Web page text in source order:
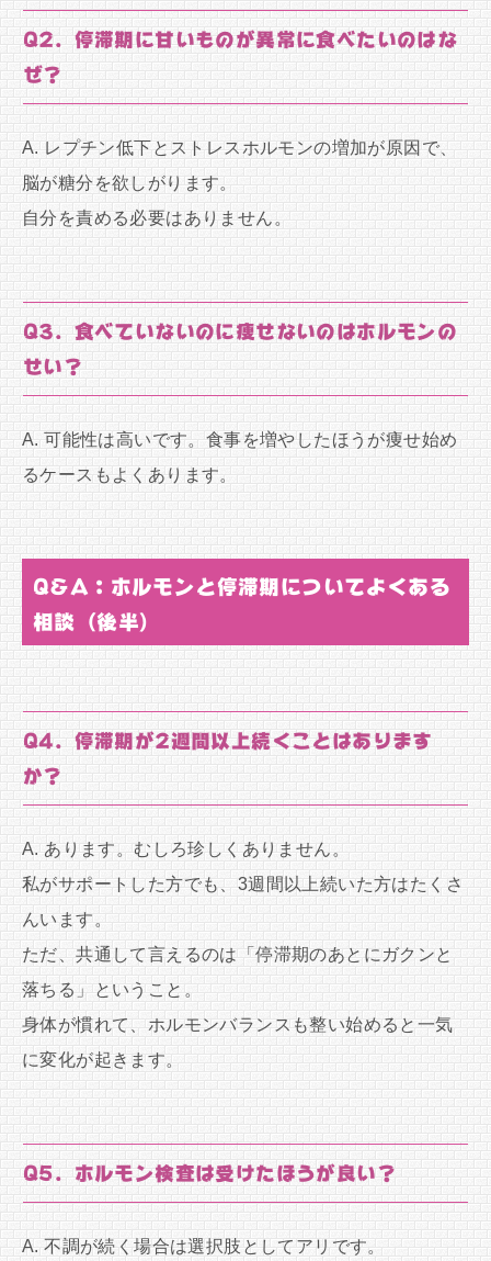
Q2. 停滞期に甘いものが異常に食べたいのはな
ぜ？
A. レプチン低下とストレスホルモンの増加が原因で、
脳が糖分を欲しがります。
自分を責める必要はありません。
Q3. 食べていないのに痩せないのはホルモンの
せい？
A. 可能性は高いです。食事を増やしたほうが痩せ始め
るケースもよくあります。
Q&A：ホルモンと停滞期についてよくある
相談（後半）
Q4. 停滞期が2週間以上続くことはあります
か？
A. あります。むしろ珍しくありません。
私がサポートした方でも、3週間以上続いた方はたくさ
んいます。
ただ、共通して言えるのは「停滞期のあとにガクンと
落ちる」ということ。
身体が慣れて、ホルモンバランスも整い始めると一気
に変化が起きます。
Q5. ホルモン検査は受けたほうが良い？
A. 不調が続く場合は選択肢としてアリです。